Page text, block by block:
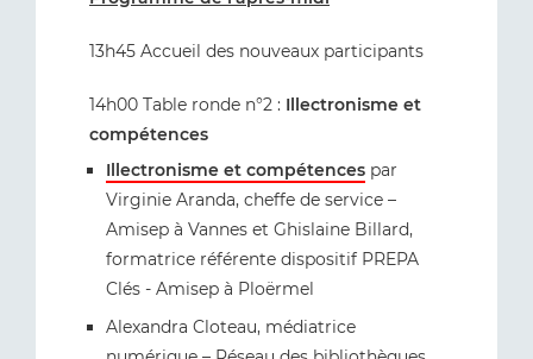
13h45 Accueil des nouveaux participants
14h00 Table ronde n°2 : Illectronisme et
compétences
Illectronisme et compétences par
Virginie Aranda, cheffe de service –
Amisep à Vannes et Ghislaine Billard,
formatrice référente dispositif PREPA
Clés - Amisep à Ploërmel
Alexandra Cloteau, médiatrice